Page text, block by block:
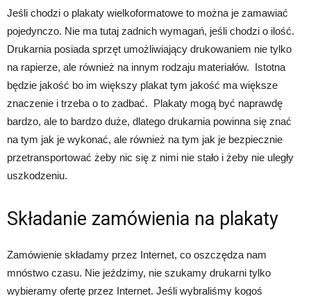
Jeśli chodzi o plakaty wielkoformatowe to można je zamawiać
pojedynczo. Nie ma tutaj zadnich wymagań, jeśli chodzi o ilość.
Drukarnia posiada sprzęt umożliwiający drukowaniem nie tylko
na rapierze, ale również na innym rodzaju materiałów. Istotna
będzie jakość bo im większy plakat tym jakość ma większe
znaczenie i trzeba o to zadbać. Plakaty mogą być naprawdę
bardzo, ale to bardzo duże, dlatego drukarnia powinna się znać
na tym jak je wykonać, ale również na tym jak je bezpiecznie
przetransportować żeby nic się z nimi nie stało i żeby nie uległy
uszkodzeniu.
Składanie zamówienia na plakaty
Zamówienie składamy przez Internet, co oszczędza nam
mnóstwo czasu. Nie jeździmy, nie szukamy drukarni tylko
wybieramy ofertę przez Internet. Jeśli wybraliśmy kogoś